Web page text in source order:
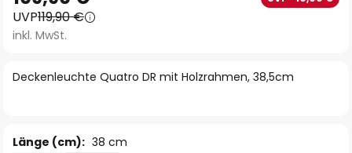
der
Bildgalerie
Deckenleuchte Quatro DR mit Holzrahmen, 38,5cm
UVP119,90 €
inkl. MwSt.
Länge (cm): 38 cm